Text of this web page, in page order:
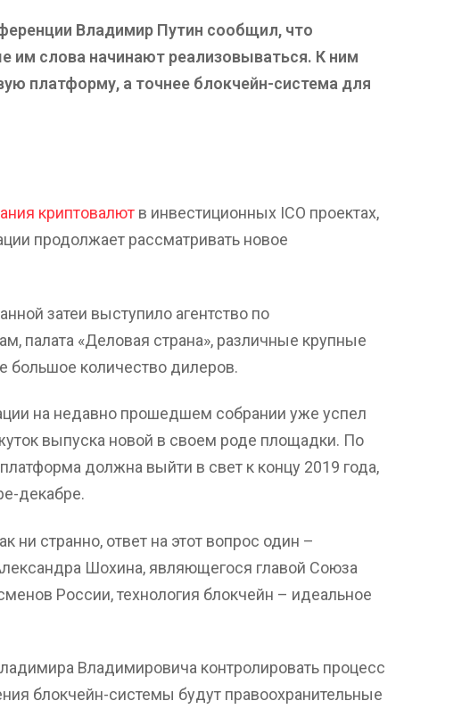
Владимир Путин сообщил, что
им слова начинают реализовываться. К ним
платформу, а точнее блокчейн-система для
криптовалют в инвестиционных ICO проектах,
продолжает рассматривать новое
затеи выступило агентство по
палата «Деловая страна», различные крупные
большое количество дилеров.
на недавно прошедшем собрании уже успел
выпуска новой в своем роде площадки. По
должна выйти в свет к концу 2019 года,
декабре.
ни странно, ответ на этот вопрос один –
Шохина, являющегося главой Союза
России, технология блокчейн – идеальное
Владимировича контролировать процесс
блокчейн-системы будут правоохранительные